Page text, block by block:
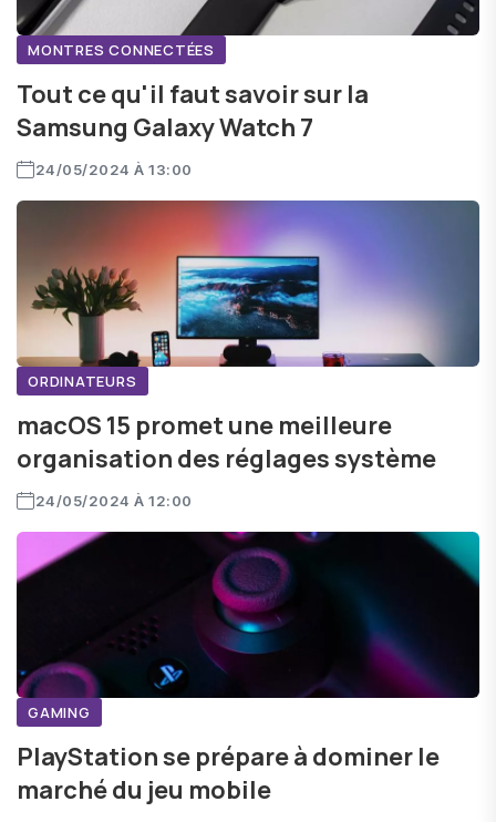
MONTRES CONNECTÉES
Tout ce qu'il faut savoir sur la
Samsung Galaxy Watch 7
24/05/2024 À 13:00
ORDINATEURS
macOS 15 promet une meilleure
organisation des réglages système
24/05/2024 À 12:00
GAMING
PlayStation se prépare à dominer le
marché du jeu mobile